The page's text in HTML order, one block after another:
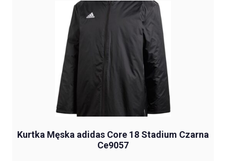
Kurtka Męska adidas Core 18 Stadium Czarna
Ce9057